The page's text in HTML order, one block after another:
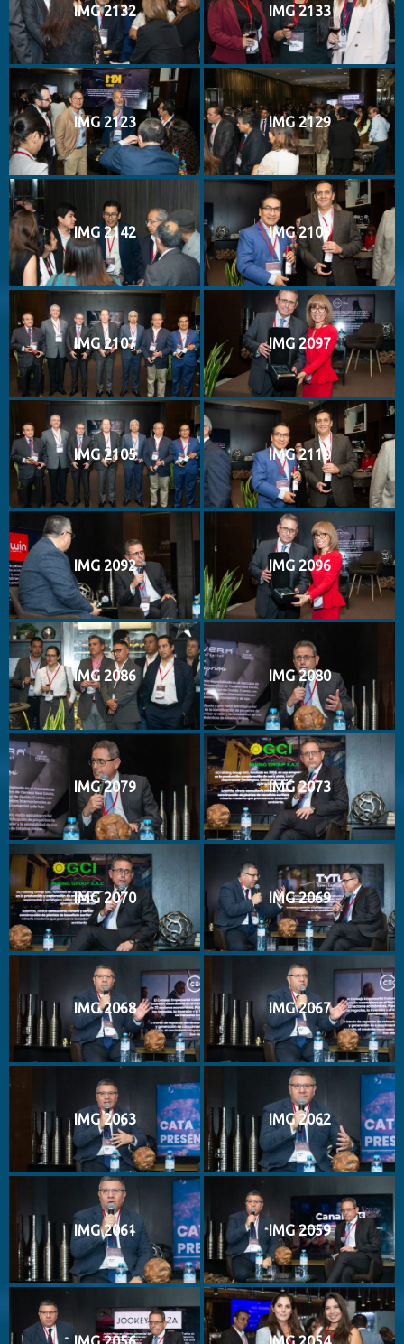
IMG 2132 IMG 2133
IMG 2123 IMG 2129
IMG 2142 IMG 2109
IMG 2107 IMG 2097
IMG 2105 IMG 2110
IMG 2092 IMG 2096
IMG 2086 IMG 2080
IMG 2079 IMG 2073
IMG 2070 IMG 2069
IMG 2068 IMG 2067
IMG 2063 IMG 2062
IMG 2061 IMG 2059